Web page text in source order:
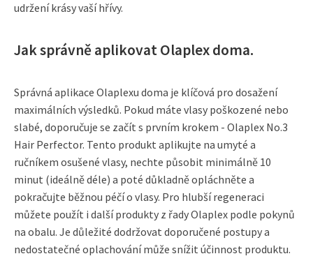
udržení krásy vaší hřívy.
Jak správně aplikovat Olaplex doma.
Správná aplikace Olaplexu doma je klíčová pro dosažení
maximálních výsledků. Pokud máte vlasy poškozené nebo
slabé, doporučuje se začít s prvním krokem - Olaplex No.3
Hair Perfector. Tento produkt aplikujte na umyté a
ručníkem osušené vlasy, nechte působit minimálně 10
minut (ideálně déle) a poté důkladně opláchněte a
pokračujte běžnou péčí o vlasy. Pro hlubší regeneraci
můžete použít i další produkty z řady Olaplex podle pokynů
na obalu. Je důležité dodržovat doporučené postupy a
nedostatečné oplachování může snížit účinnost produktu.